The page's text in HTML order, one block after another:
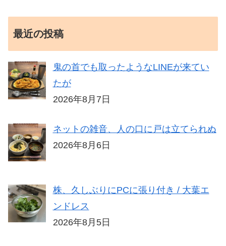
最近の投稿
鬼の首でも取ったようなLINEが来てい
たが
2026年8月7日
ネットの雑音、人の口に戸は立てられぬ
2026年8月6日
株、久しぶりにPCに張り付き / 大葉エ
ンドレス
2026年8月5日